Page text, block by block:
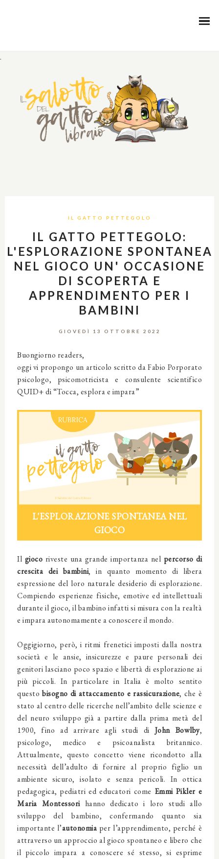
.
IL GATTO PETTEGOLO
IL GATTO PETTEGOLO:
L'ESPLORAZIONE SPONTANEA
NEL GIOCO UN' OCCASIONE
DI SCOPERTA E
APPRENDIMENTO PER I
BAMBINI
GIOVEDÌ 13 OTTOBRE 2022
Buongiorno readers,
oggi vi propongo un articolo scritto da Fabio Porporato
psicologo, psicomotricista e consulente scientifico
QUID+ di “Tocca, esplora e impara”
L'ESPLORAZIONE SPONTANEA NEL
GIOCO
Il gioco riveste una grande importanza nel percorso di
crescita dei bambini, in quanto momento di libera
espressione del loro naturale desiderio di esplorazione.
Compiendo esperienze fisiche, emotive ed intellettuali
durante il gioco, il bambino infatti si misura con la realtà
e impara autonomamente a conoscere il mondo.
Oggigiorno, però, i ritmi frenetici imposti dalla nostra
società e le ansie, insicurezze e paure personali dei
genitori lasciano poco spazio e libertà di esplorazione ai
più piccoli. In particolare in Italia è molto sentito
questobisogno di attaccamento e rassicurazione, che è
stato al centro delle ricerche nell’ambito delle scienze e
del neuro sviluppo già a partire dalla prima metà del
1900, fino ad arrivare agli studi di John Bowlby,
psicologo, medico e psicoanalista britannico.
Attualmente, questo concetto viene ricondotto alla
necessità dell’adulto di fornire al proprio figlio un
ambiente sicuro, isolato e senza pericoli. In ottica
pedagogica, pediatri ed educatori come Emmi Pikler e
Maria Montessorihanno dedicato i loro studi allo
sviluppo del bambino, confermando quanto sia
importante l’autonomia per l’apprendimento, perché è
attraverso un approccio al gioco spontaneo e libero che
il piccolo impara a conoscere sé stesso, si esprime